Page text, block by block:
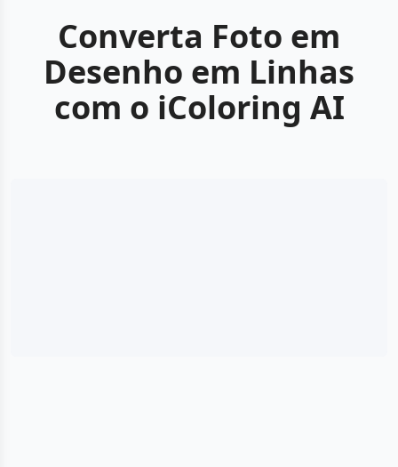
Converta Foto em
Desenho em Linhas
com o iColoring AI